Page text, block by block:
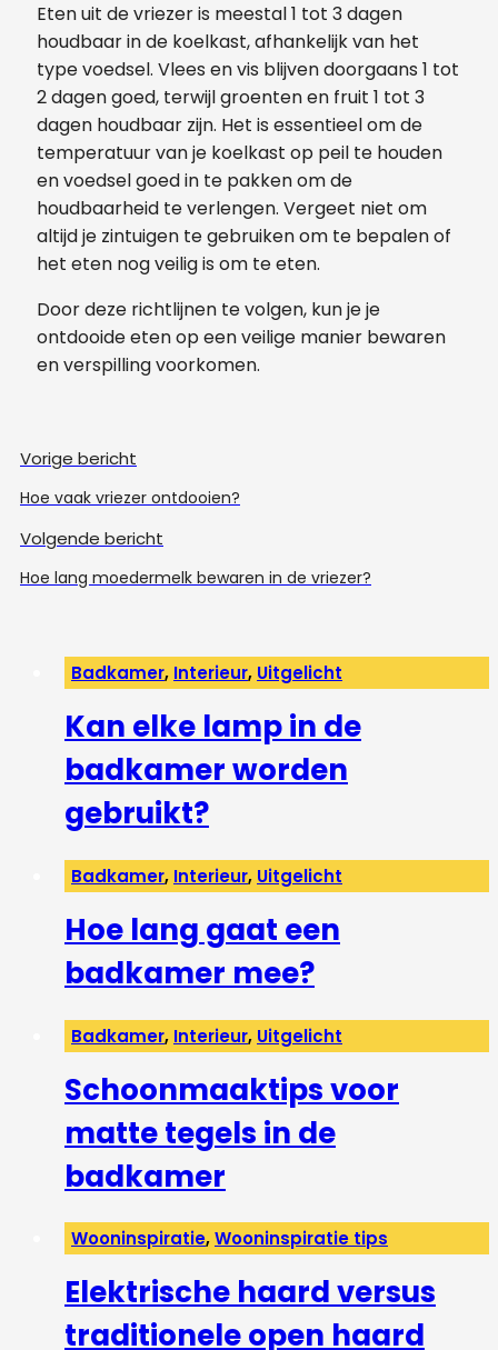
Eten uit de vriezer is meestal 1 tot 3 dagen
houdbaar in de koelkast, afhankelijk van het
type voedsel. Vlees en vis blijven doorgaans 1 tot
2 dagen goed, terwijl groenten en fruit 1 tot 3
dagen houdbaar zijn. Het is essentieel om de
temperatuur van je koelkast op peil te houden
en voedsel goed in te pakken om de
houdbaarheid te verlengen. Vergeet niet om
altijd je zintuigen te gebruiken om te bepalen of
het eten nog veilig is om te eten.
Door deze richtlijnen te volgen, kun je je
ontdooide eten op een veilige manier bewaren
en verspilling voorkomen.
Vorige bericht
Hoe vaak vriezer ontdooien?
Volgende bericht
Hoe lang moedermelk bewaren in de vriezer?
Badkamer, Interieur, Uitgelicht
Kan elke lamp in de
badkamer worden
gebruikt?
Badkamer, Interieur, Uitgelicht
Hoe lang gaat een
badkamer mee?
Badkamer, Interieur, Uitgelicht
Schoonmaaktips voor
matte tegels in de
badkamer
Wooninspiratie,Wooninspiratie tips
Elektrische haard versus
traditionele open haard